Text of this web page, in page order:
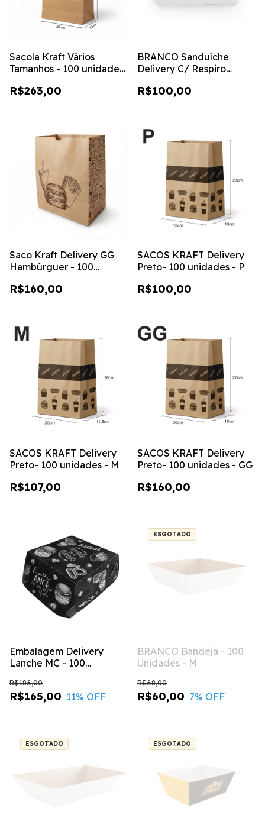
Sacola Kraft Vários
Tamanhos - 100 unidades
R$263,00
BRANCO Sanduíche
Delivery C/ Respiro
R$100,00
Saco Kraft Delivery GG
Hambúrguer - 100
R$160,00
SACOS KRAFT Delivery
Preto- 100 unidades - P
R$100,00
SACOS KRAFT Delivery
Preto- 100 unidades - M
R$107,00
SACOS KRAFT Delivery
Preto- 100 unidades - GG
R$160,00
Embalagem Delivery
Lanche MC - 100
R$165,00
R$186,00
11% OFF
ESGOTADO
BRANCO Bandeja - 100
Unidades - M
R$60,00
R$68,00
7% OFF
ESGOTADO ESGOTADO